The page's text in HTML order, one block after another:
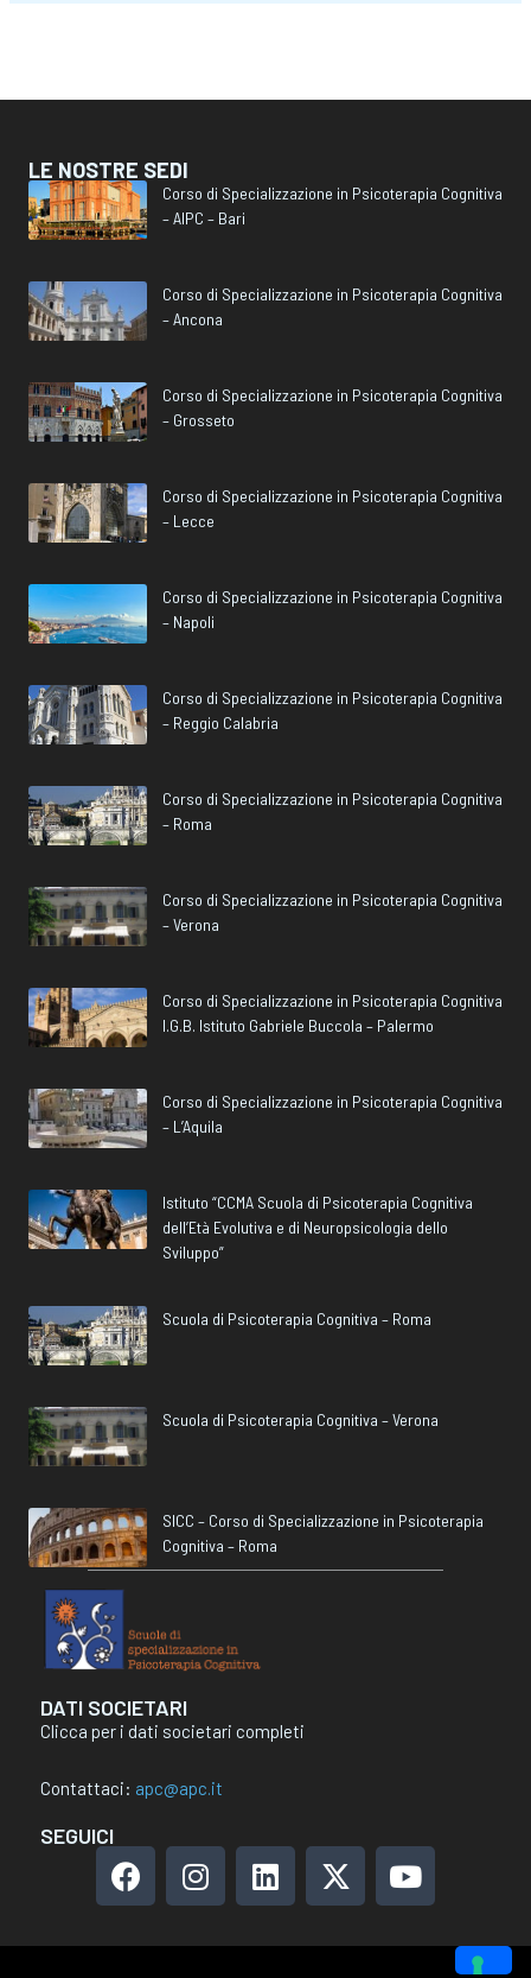
LE NOSTRE SEDI
Corso di Specializzazione in Psicoterapia Cognitiva
– AIPC – Bari
Corso di Specializzazione in Psicoterapia Cognitiva
– Ancona
Corso di Specializzazione in Psicoterapia Cognitiva
– Grosseto
Corso di Specializzazione in Psicoterapia Cognitiva
– Lecce
Corso di Specializzazione in Psicoterapia Cognitiva
– Napoli
Corso di Specializzazione in Psicoterapia Cognitiva
– Reggio Calabria
Corso di Specializzazione in Psicoterapia Cognitiva
– Roma
Corso di Specializzazione in Psicoterapia Cognitiva
– Verona
Corso di Specializzazione in Psicoterapia Cognitiva
I.G.B. Istituto Gabriele Buccola – Palermo
Corso di Specializzazione in Psicoterapia Cognitiva
– L’Aquila
Istituto “CCMA Scuola di Psicoterapia Cognitiva
dell’Età Evolutiva e di Neuropsicologia dello
Sviluppo”
Scuola di Psicoterapia Cognitiva – Roma
Scuola di Psicoterapia Cognitiva – Verona
SICC – Corso di Specializzazione in Psicoterapia
Cognitiva – Roma
DATI SOCIETARI
Clicca per i dati societari completi
Contattaci: apc@apc.it
SEGUICI
F
a
e
I
n
t
L
i
k
X
-
w
Y
o
t